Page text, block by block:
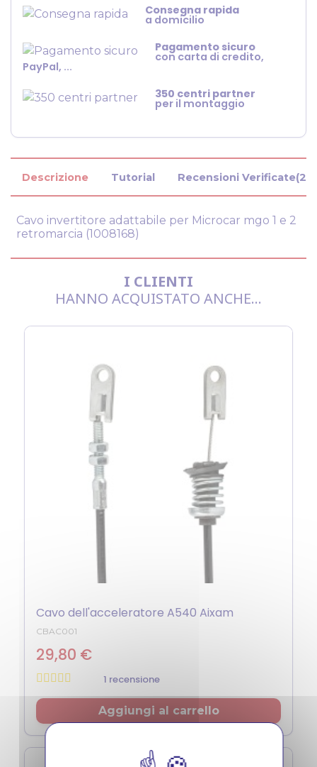
Consegna rapida
a domicilio
Pagamento sicuro
con carta di credito,
PayPal, ...
350 centri partner
per il montaggio
Descrizione Tutorial Recensioni Verificate(2)
Cavo invertitore adattabile per Microcar mgo 1 e 2
retromarcia (1008168)
I CLIENTI
HANNO ACQUISTATO ANCHE...
Cavo dell'acceleratore A540 Aixam
CBAC001
29,80 €
1 recensione
Prezzo
Aggiungi al carrello